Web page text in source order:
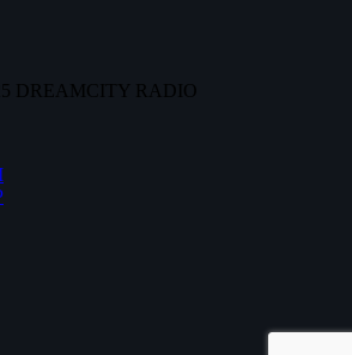
DREAMCITY RADIO